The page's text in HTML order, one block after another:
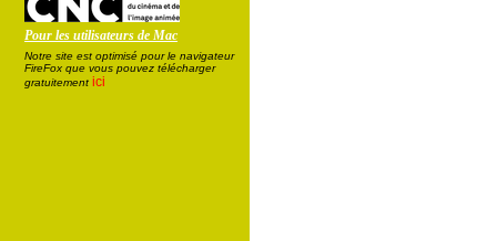
Pour les utilisateurs de Mac
Notre site est optimisé pour le navigateur
FireFox que vous pouvez télécharger
gratuitement ici